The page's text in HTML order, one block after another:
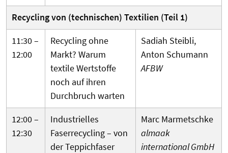
Recycling von (technischen) Textilien (Teil 1)
11:30 –
12:00
Recycling ohne
Markt? Warum
textile Wert­stoffe
noch auf ihren
Durch­bruch warten
Sadiah Steibli,
Anton Schumann
AFBW
12:00 –
12:30
Industrielles
Faserrecycling – von
der Teppichfaser
Marc Marmetschke
almaak
international GmbH